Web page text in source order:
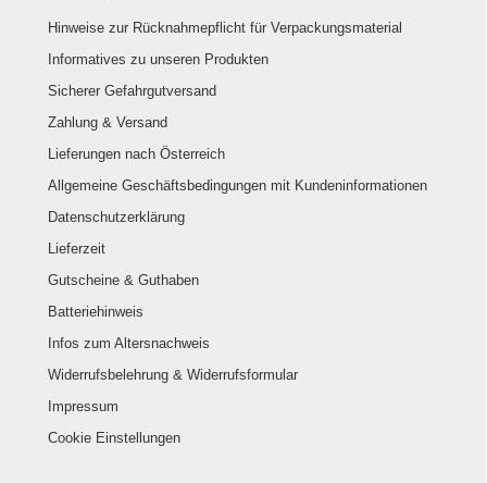
Hinweise zur Rücknahmepflicht für Verpackungsmaterial
Informatives zu unseren Produkten
Sicherer Gefahrgutversand
Zahlung & Versand
Lieferungen nach Österreich
Allgemeine Geschäftsbedingungen mit Kundeninformationen
Datenschutzerklärung
Lieferzeit
Gutscheine & Guthaben
Batteriehinweis
Infos zum Altersnachweis
Widerrufsbelehrung & Widerrufsformular
Impressum
Cookie Einstellungen